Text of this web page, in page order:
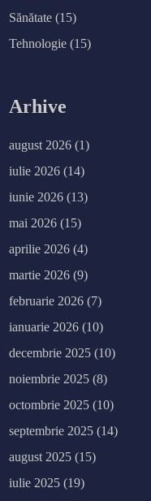
Sănătate (15)
Tehnologie (15)
Arhive
august 2026 (1)
iulie 2026 (14)
iunie 2026 (13)
mai 2026 (15)
aprilie 2026 (4)
martie 2026 (9)
februarie 2026 (7)
ianuarie 2026 (10)
decembrie 2025 (10)
noiembrie 2025 (8)
octombrie 2025 (10)
septembrie 2025 (14)
august 2025 (15)
iulie 2025 (19)